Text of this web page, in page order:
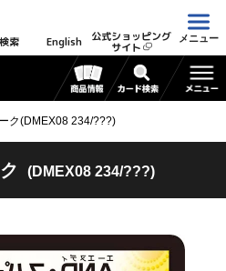
検索 English 公式ショッピング
サイト
メニュー
ク(DMEX08 234/???)
(DMEX08 234/???)